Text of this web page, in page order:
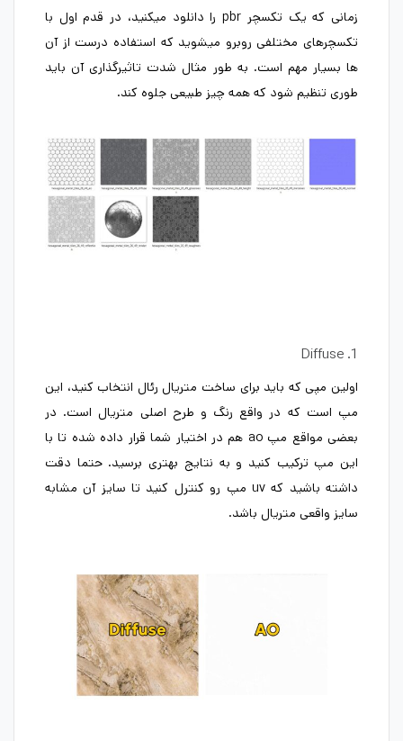
زمانی که یک تکسچر pbr را دانلود میکنید، در قدم اول با
تکسچرهای مختلفی روبرو میشوید که استفاده درست از آن
ها بسیار مهم است. به طور مثال شدت تاثیرگذاری آن باید
طوری تنظیم شود که همه چیز طبیعی جلوه کند.
1. Diffuse
اولین مپی که باید برای ساخت متریال رئال انتخاب کنید، این
مپ است که در واقع رنگ و طرح اصلی متریال است. در
بعضی مواقع مپ ao هم در اختیار شما قرار داده شده تا با
این مپ ترکیب کنید و به نتایج بهتری برسید. حتما دقت
داشته باشید که uv مپ رو کنترل کنید تا سایز آن مشابه
سایز واقعی متریال باشد.